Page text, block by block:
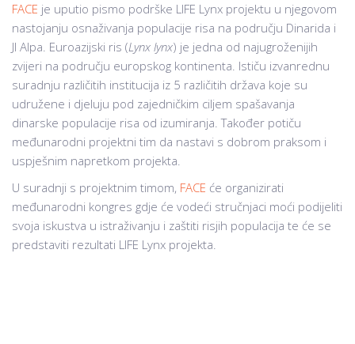
FACE je uputio pismo podrške LIFE Lynx projektu u njegovom
nastojanju osnaživanja populacije risa na području Dinarida i
JI Alpa. Euroazijski ris (Lynx lynx) je jedna od najugroženijih
zvijeri na području europskog kontinenta. Ističu izvanrednu
suradnju različitih institucija iz 5 različitih država koje su
udružene i djeluju pod zajedničkim ciljem spašavanja
dinarske populacije risa od izumiranja. Također potiču
međunarodni projektni tim da nastavi s dobrom praksom i
uspješnim napretkom projekta.
U suradnji s projektnim timom, FACE će organizirati
međunarodni kongres gdje će vodeći stručnjaci moći podijeliti
svoja iskustva u istraživanju i zaštiti risjih populacija te će se
predstaviti rezultati LIFE Lynx projekta.